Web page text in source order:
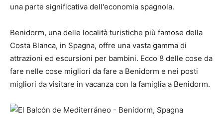
una parte significativa dell'economia spagnola.
Benidorm, una delle località turistiche più famose della
Costa Blanca, in Spagna, offre una vasta gamma di
attrazioni ed escursioni per bambini. Ecco 8 delle cose da
fare nelle cose migliori da fare a Benidorm e nei posti
migliori da visitare in vacanza con la famiglia a Benidorm.